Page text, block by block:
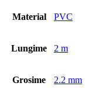
Material PVC
Lungime 2 m
Grosime 2.2 mm